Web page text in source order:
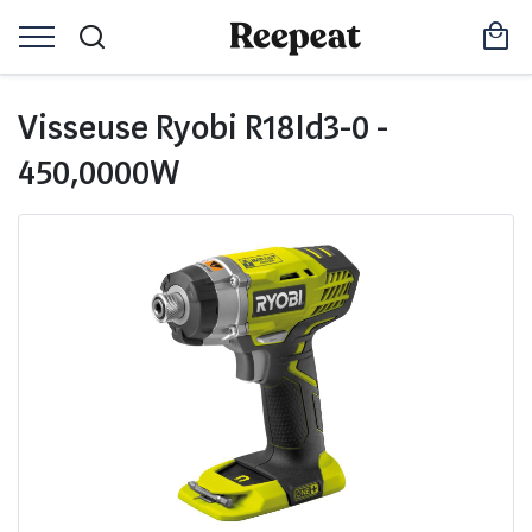
Visseuse Ryobi R18Id3-0 -
450,0000W